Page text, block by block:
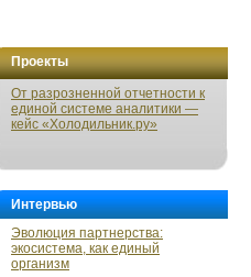
Проекты
От разрозненной отчетности к
единой системе аналитики —
кейс «Холодильник.ру»
Интервью
Эволюция партнерства:
экосистема, как единый
организм